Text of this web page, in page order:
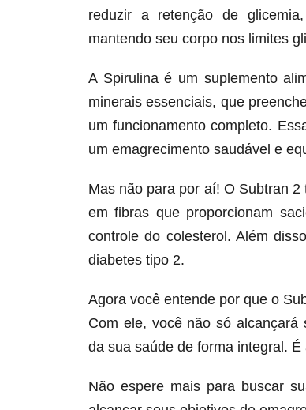
reduzir a retenção de
mantendo seu corpo nos limites
A Spirulina é um suplemento
minerais essenciais, que
um funcionamento completo.
um emagrecimento saudável e
Mas não para por aí! O Subtran
em fibras que proporcionam
controle do colesterol. Além
diabetes tipo 2.
Agora você entende por que o
Com ele, você não só alcançará
da sua saúde de forma integral.
Não espere mais para buscar